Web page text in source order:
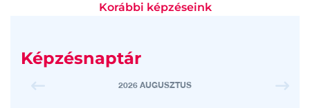
Korábbi képzéseink
Képzésnaptár
2026 AUGUSZTUS